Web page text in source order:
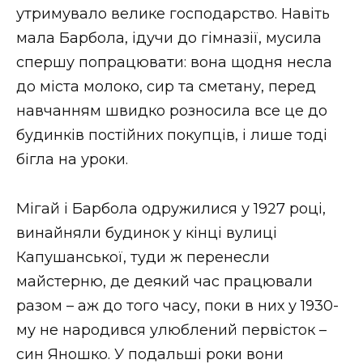
утримувало велике господарство. Навіть
мала Барбола, ідучи до гімназії, мусила
спершу попрацювати: вона щодня несла
до міста молоко, сир та сметану, перед
навчанням швидко розносила все це до
будинків постійних покупців, і лише тоді
бігла на уроки.
Мігай і Барбола одружилися у 1927 році,
винайняли будинок у кінці вулиці
Капушанської, туди ж перенесли
майстерню, де деякий час працювали
разом – аж до того часу, поки в них у 1930-
му не народився улюблений первісток –
син Яношко. У подальші роки вони